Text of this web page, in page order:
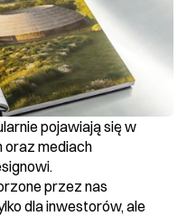
pojawiają się w
oraz mediach
przez nas
dla inwestorów, ale